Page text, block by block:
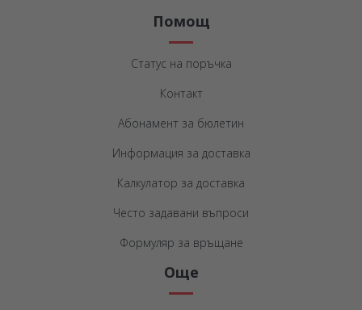
Помощ
Статус на поръчка
Контакт
Абонамент за бюлетин
Информация за доставка
Калкулатор за доставка
Често задавани въпроси
Формуляр за връщане
Още